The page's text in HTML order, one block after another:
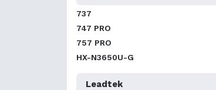
737
747 PRO
757 PRO
HX-N3650U-G
Leadtek